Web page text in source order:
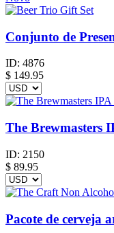
Conjunto de
ID: 4876
$ 149.95
The Brewmasters
ID: 2150
$ 89.95
Pacote de cerveja